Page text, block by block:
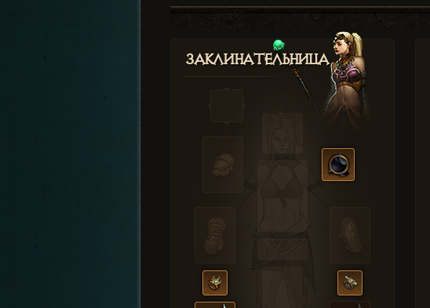
Заклинательница